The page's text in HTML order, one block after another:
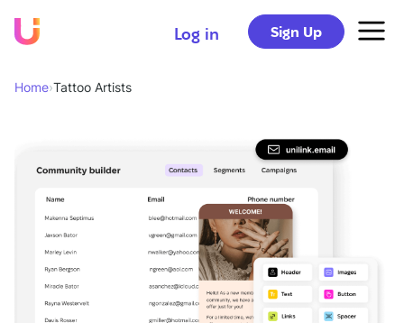
Log in Sign Up
Home›Tattoo Artists